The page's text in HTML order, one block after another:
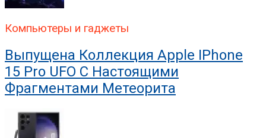
Компьютеры и гаджеты
Выпущена Коллекция Apple IPhone
15 Pro UFO С Настоящими
Фрагментами Метеорита